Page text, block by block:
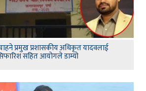
प्रमुख प्रशासकीय अधिकृत यादवलाई
सहित आयोगले डाम्यो